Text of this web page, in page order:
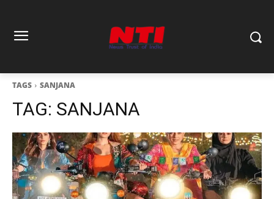
TAGS SANJANA
TAG: SANJANA